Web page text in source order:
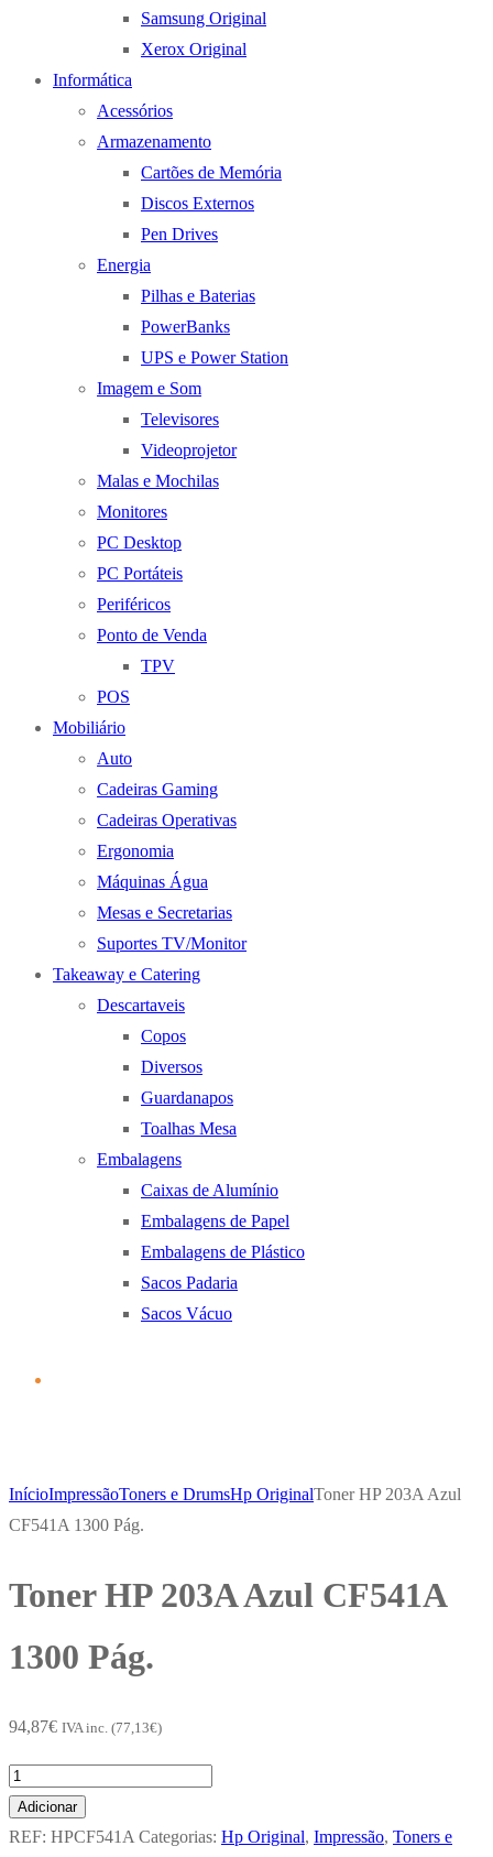
Samsung Original
Xerox Original
Informática
Acessórios
Armazenamento
Cartões de Memória
Discos Externos
Pen Drives
Energia
Pilhas e Baterias
PowerBanks
UPS e Power Station
Imagem e Som
Televisores
Videoprojetor
Malas e Mochilas
Monitores
PC Desktop
PC Portáteis
Periféricos
Ponto de Venda
TPV
POS
Mobiliário
Auto
Cadeiras Gaming
Cadeiras Operativas
Ergonomia
Máquinas Água
Mesas e Secretarias
Suportes TV/Monitor
Takeaway e Catering
Descartaveis
Copos
Diversos
Guardanapos
Toalhas Mesa
Embalagens
Caixas de Alumínio
Embalagens de Papel
Embalagens de Plástico
Sacos Padaria
Sacos Vácuo
InícioImpressãoToners e DrumsHp OriginalToner HP 203A Azul
CF541A 1300 Pág.
Toner HP 203A Azul CF541A
1300 Pág.
94,87€ IVA inc. (77,13€)
Quantidade
de
Toner
Adicionar
REF: HPCF541A Categorias: Hp Original, Impressão, Toners e